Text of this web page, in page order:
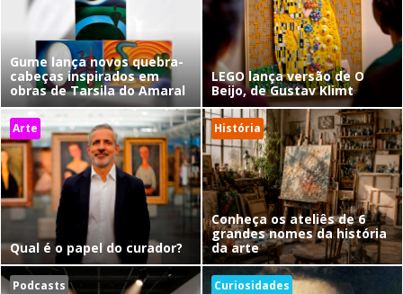
Gume lança novos quebra-
cabeças inspirados em
obras de Tarsila do Amaral
LEGO lança versão de O
Beijo, de Gustav Klimt
Arte
Qual é o papel do curador?
História
Conheça os ateliês de 6
grandes nomes da história
da arte
Podcasts Curiosidades